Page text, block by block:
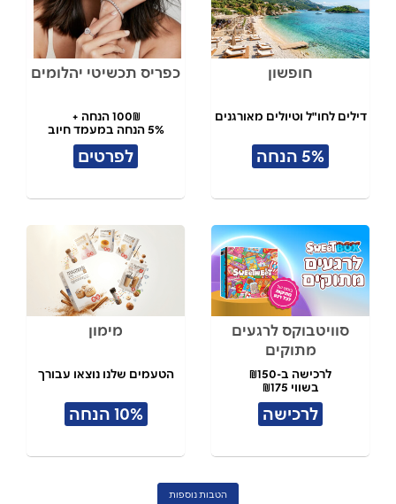
חופשון
דילים לחו"ל וטיולים מאורגנים
5% הנחה
כפריס תכשיטי יהלומים
100₪ הנחה +
5% הנחה במעמד חיוב
לפרטים
סוויטבוקס לרגעים
מתוקים
לרכישה ב-₪150
בשווי ₪175
לרכישה
מימון
הטעמים שלנו נוצאו עבורך
10% הנחה
הטבות נוספות